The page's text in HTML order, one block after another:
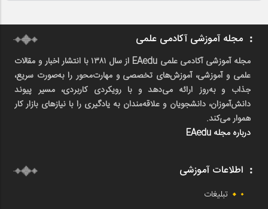
مجله آموزشی آکادمی علمی
مجله آموزشی آکادمی علمی EAedu از سال ۱۳۸۱ با انتشار اخبار و مقالات
علمی و آموزشی، آموزش‌های تخصصی و مهارت‌محور را به‌صورت سریع،
جذاب و به‌روز ارائه می‌دهد و با رویکردی کاربردی، مسیر پیوند
دانش‌آموزان، دانشجویان و علاقه‌مندان به یادگیری را با نیازهای بازار کار
هموار می‌کند.
درباره مجله EAedu
اطلاعات آموزشی
تبلیغات